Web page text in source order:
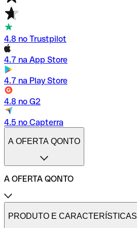
4.8 no Trustpilot
4.7 na App Store
4.7 na Play Store
4.8 no G2
4.5 no Capterra
A OFERTA QONTO
A OFERTA QONTO
Tarifas
Conta profissional online
PRODUTO E CARACTERÍSTICAS